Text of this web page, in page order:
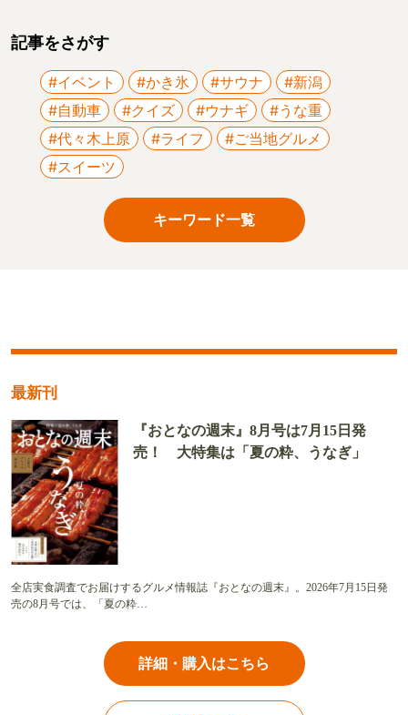
記事をさがす
#イベント #かき氷 #サウナ
#新潟
#自動車
#クイズ #ウナギ
#うな重
#代々木上原
#ライフ
#ご当地グルメ
#スイーツ
キーワード一覧
最新刊
『おとなの週末』8月号は7月15日発
売！ 大特集は「夏の粋、うなぎ」
全店実食調査でお届けするグルメ情報誌『おとなの週末』。2026年7月15日発
売の8月号では、「夏の粋…
詳細・購入はこちら